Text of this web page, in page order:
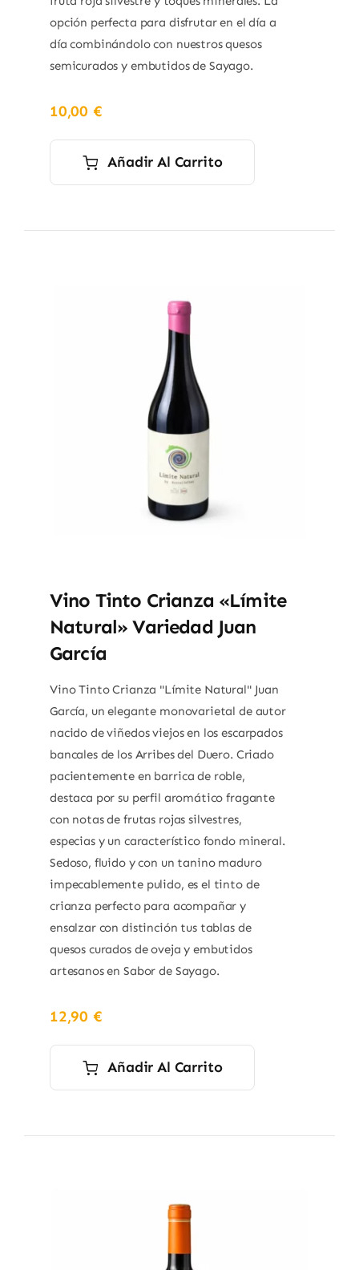
opción perfecta para disfrutar en el día a
día combinándolo con nuestros quesos
semicurados y embutidos de Sayago.
10,00 €
Añadir Al Carrito
Vino Tinto Crianza «Límite
Natural» Variedad Juan
García
Vino Tinto Crianza "Límite Natural" Juan
García, un elegante monovarietal de autor
nacido de viñedos viejos en los escarpados
bancales de los Arribes del Duero. Criado
pacientemente en barrica de roble,
destaca por su perfil aromático fragante
con notas de frutas rojas silvestres,
especias y un característico fondo mineral.
Sedoso, fluido y con un tanino maduro
impecablemente pulido, es el tinto de
crianza perfecto para acompañar y
ensalzar con distinción tus tablas de
quesos curados de oveja y embutidos
artesanos en Sabor de Sayago.
12,90 €
Añadir Al Carrito